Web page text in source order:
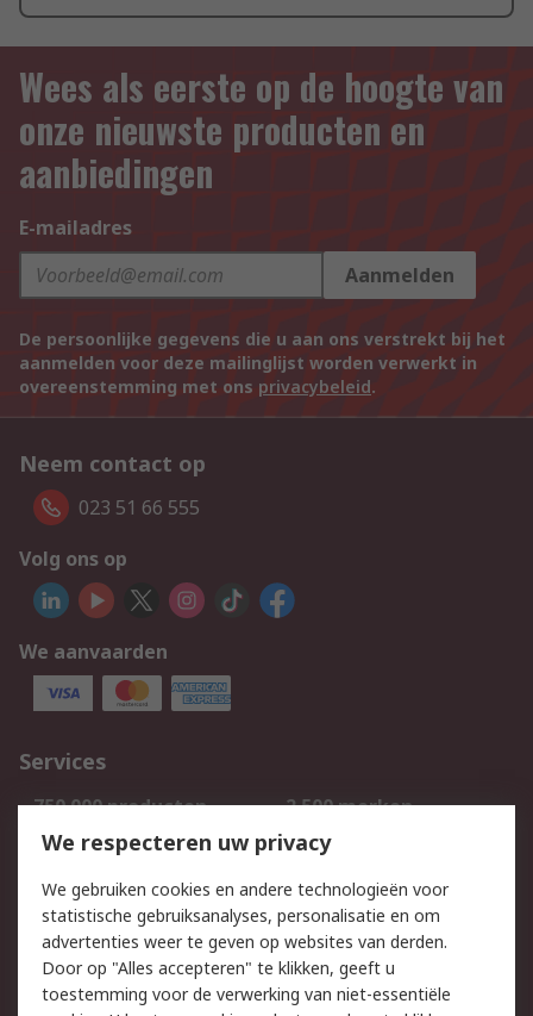
Wees als eerste op de hoogte van
onze nieuwste producten en
aanbiedingen
E-mailadres
Aanmelden
De persoonlijke gegevens die u aan ons verstrekt bij het
aanmelden voor deze mailinglijst worden verwerkt in
overeenstemming met ons privacybeleid.
Neem contact op
023 51 66 555
Volg ons op
We aanvaarden
Services
750.000 producten
2.500 merken
Bestellen
Inkoopoplossingen
Track & Trace
Wettelijk
We respecteren uw privacy
We gebruiken cookies en andere technologieën voor
statistische gebruiksanalyses, personalisatie en om
advertenties weer te geven op websites van derden.
Door op "Alles accepteren" te klikken, geeft u
toestemming voor de verwerking van niet-essentiële